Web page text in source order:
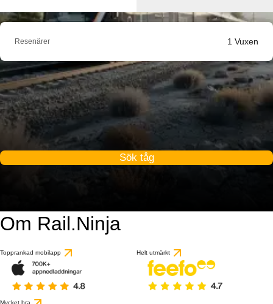
Resenärer 1 Vuxen
Sök tåg
Om Rail.Ninja
Topprankad mobilapp Helt utmärkt
Mycket bra